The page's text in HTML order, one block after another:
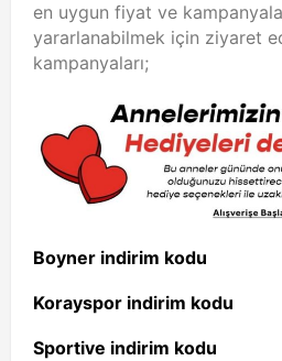
en uygun fiyat ve
yararlanabilmek için ziyaret
kampanyaları;
Boyner indirim kodu
Korayspor indirim kodu
Sportive indirim kodu